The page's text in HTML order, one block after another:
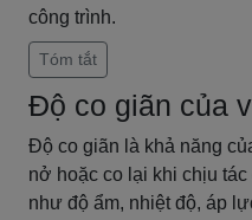
công trình.
Tóm tắt
Độ co giãn của
Độ co giãn là khả năng
nở hoặc co lại khi chịu
như độ ẩm, nhiệt độ, áp